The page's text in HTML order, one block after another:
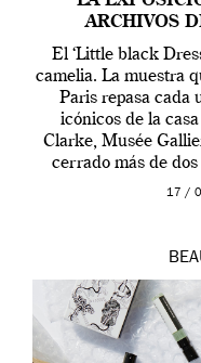
ARCHIVOS
El ‘Little black
camelia. La muestra
Paris repasa cada
icónicos de la
Clarke, Musée
cerrado más de
17 /